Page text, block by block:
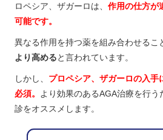
ロペシア、ザガーロは、 作用の仕方が
可能です。
異なる作用を持つ薬を組み合わせるこ
より高めると言われています。
しかし、 プロペシア、ザガーロの入手
必須。
より効果のあるAGA治療を行
診をオススメします。